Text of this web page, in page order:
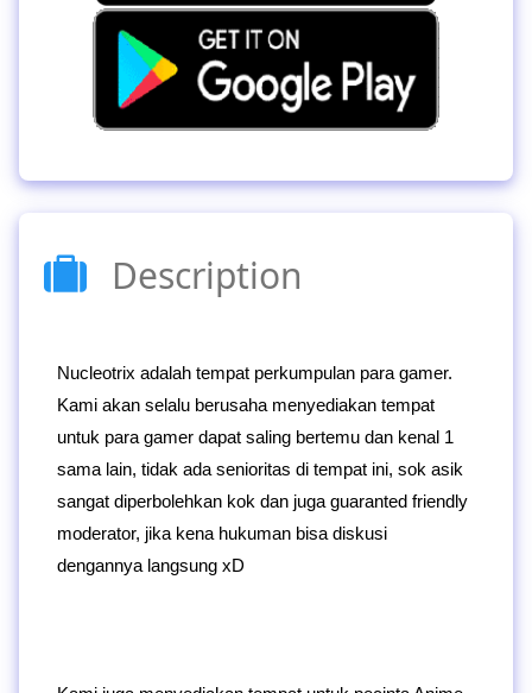
Description
Nucleotrix adalah tempat perkumpulan para gamer.
Kami akan selalu berusaha menyediakan tempat
untuk para gamer dapat saling bertemu dan kenal 1
sama lain, tidak ada senioritas di tempat ini, sok asik
sangat diperbolehkan kok dan juga guaranted friendly
moderator, jika kena hukuman bisa diskusi
dengannya langsung xD